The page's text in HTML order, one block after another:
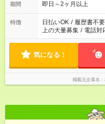
期間 即日～2ヶ月以上
特徴 日払いOK / 履歴書不要
上の大量募集 / 電話対
気になる！
掲載元企業名